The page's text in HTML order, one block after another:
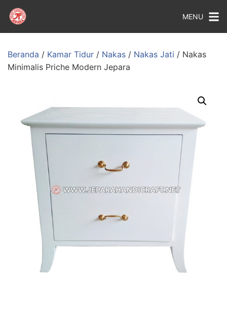
MENU
Beranda / Kamar Tidur / Nakas / Nakas Jati / Nakas
Minimalis Priche Modern Jepara